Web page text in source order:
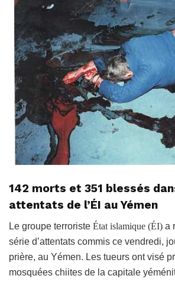
142 morts et 351 blessés
attentats de l’ÉI au Yémen
Le groupe terroriste État islamique (ÉI) a
série d’attentats commis ce vendredi,
prière, au Yémen. Les tueurs ont visé
mosquées chiites de la capitale